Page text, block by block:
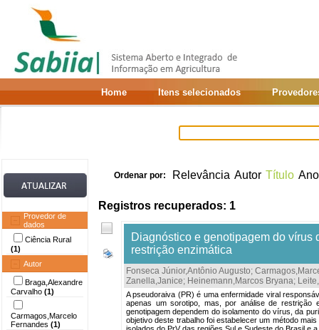
Home Itens selecionados
Provedor de
dados
Ciência Rural
(1)
Autor
Braga,Alexandre
Carvalho (1)
Carmagos,Marcelo
Fernandes (1)
Ordenar por: Relevância Autor Título Ano
Registros recuperados: 1
Diagnóstico e genotipagem do
restrição enzimática
Fonseca Júnior,Antônio Augusto;
Zanella,Janice; Heinemann,Marcos Bryana;
A pseudoraiva (PR) é uma enfermidade viral
apenas um sorotipo, mas, por análise de restrição
genotipagem dependem do isolamento do vírus, da
objetivo deste trabalho foi estabelecer um método